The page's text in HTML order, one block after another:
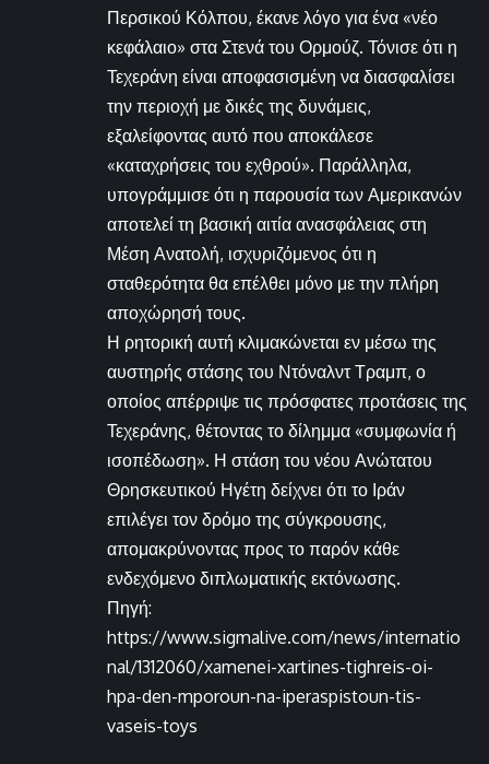
Περσικού Κόλπου, έκανε λόγο για ένα «νέο
κεφάλαιο» στα Στενά του Ορμούζ. Τόνισε ότι η
Τεχεράνη είναι αποφασισμένη να διασφαλίσει
την περιοχή με δικές της δυνάμεις,
εξαλείφοντας αυτό που αποκάλεσε
«καταχρήσεις του εχθρού». Παράλληλα,
υπογράμμισε ότι η παρουσία των Αμερικανών
αποτελεί τη βασική αιτία ανασφάλειας στη
Μέση Ανατολή, ισχυριζόμενος ότι η
σταθερότητα θα επέλθει μόνο με την πλήρη
αποχώρησή τους.
Η ρητορική αυτή κλιμακώνεται εν μέσω της
αυστηρής στάσης του Ντόναλντ Τραμπ, ο
οποίος απέρριψε τις πρόσφατες προτάσεις της
Τεχεράνης, θέτοντας το δίλημμα «συμφωνία ή
ισοπέδωση». Η στάση του νέου Ανώτατου
Θρησκευτικού Ηγέτη δείχνει ότι το Ιράν
επιλέγει τον δρόμο της σύγκρουσης,
απομακρύνοντας προς το παρόν κάθε
ενδεχόμενο διπλωματικής εκτόνωσης.
Πηγή:
https://www.sigmalive.com/news/internatio
nal/1312060/xamenei-xartines-tighreis-oi-
hpa-den-mporoun-na-iperaspistoun-tis-
vaseis-toys